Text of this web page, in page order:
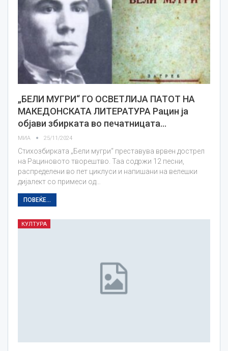
„БЕЛИ МУГРИ“ ГО ОСВЕТЛИЈА ПАТОТ НА
МАКЕДОНСКАТА ЛИТЕРАТУРА Рацин ја
објави збирката во печатницата…
МИА 25/11/2024
Стихозбирката „Бели мугри“ преставува врвен дострел
на Рациновото творештво. Таа содржи 12 песни,
распределени во пет циклуси и напишани на велешки
дијалект со примеси од…
ПОВЕЌЕ...
КУЛТУРА